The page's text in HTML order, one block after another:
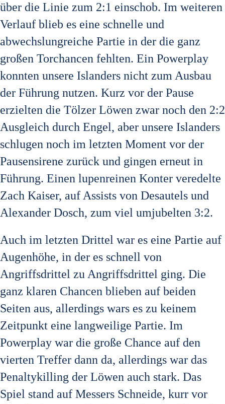
über die Linie zum 2:1 einschob. Im weiteren
Verlauf blieb es eine schnelle und
abwechslungreiche Partie in der die ganz
großen Torchancen fehlten. Ein Powerplay
konnten unsere Islanders nicht zum Ausbau
der Führung nutzen. Kurz vor der Pause
erzielten die Tölzer Löwen zwar noch den 2:2
Ausgleich durch Engel, aber unsere Islanders
schlugen noch im letzten Moment vor der
Pausensirene zurück und gingen erneut in
Führung. Einen lupenreinen Konter veredelte
Zach Kaiser, auf Assists von Desautels und
Alexander Dosch, zum viel umjubelten 3:2.
Auch im letzten Drittel war es eine Partie auf
Augenhöhe, in der es schnell von
Angriffsdrittel zu Angriffsdrittel ging. Die
ganz klaren Chancen blieben auf beiden
Seiten aus, allerdings wars es zu keinem
Zeitpunkt eine langweilige Partie. Im
Powerplay war die große Chance auf den
vierten Treffer dann da, allerdings war das
Penaltykilling der Löwen auch stark. Das
Spiel stand auf Messers Schneide, kurr vor